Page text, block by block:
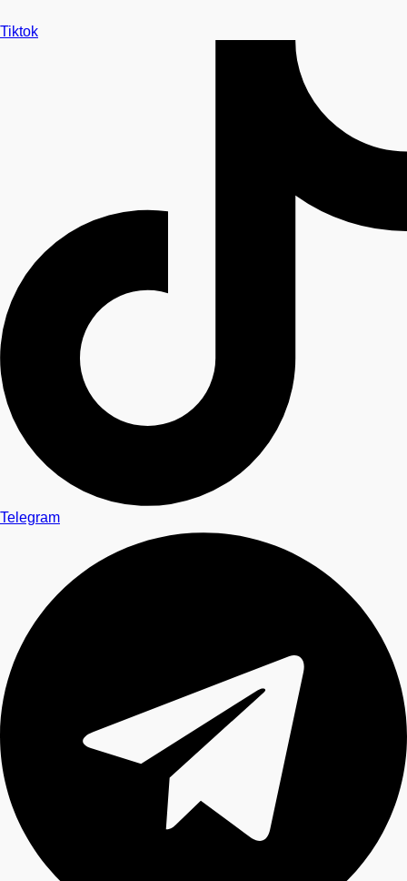
Tiktok
Telegram